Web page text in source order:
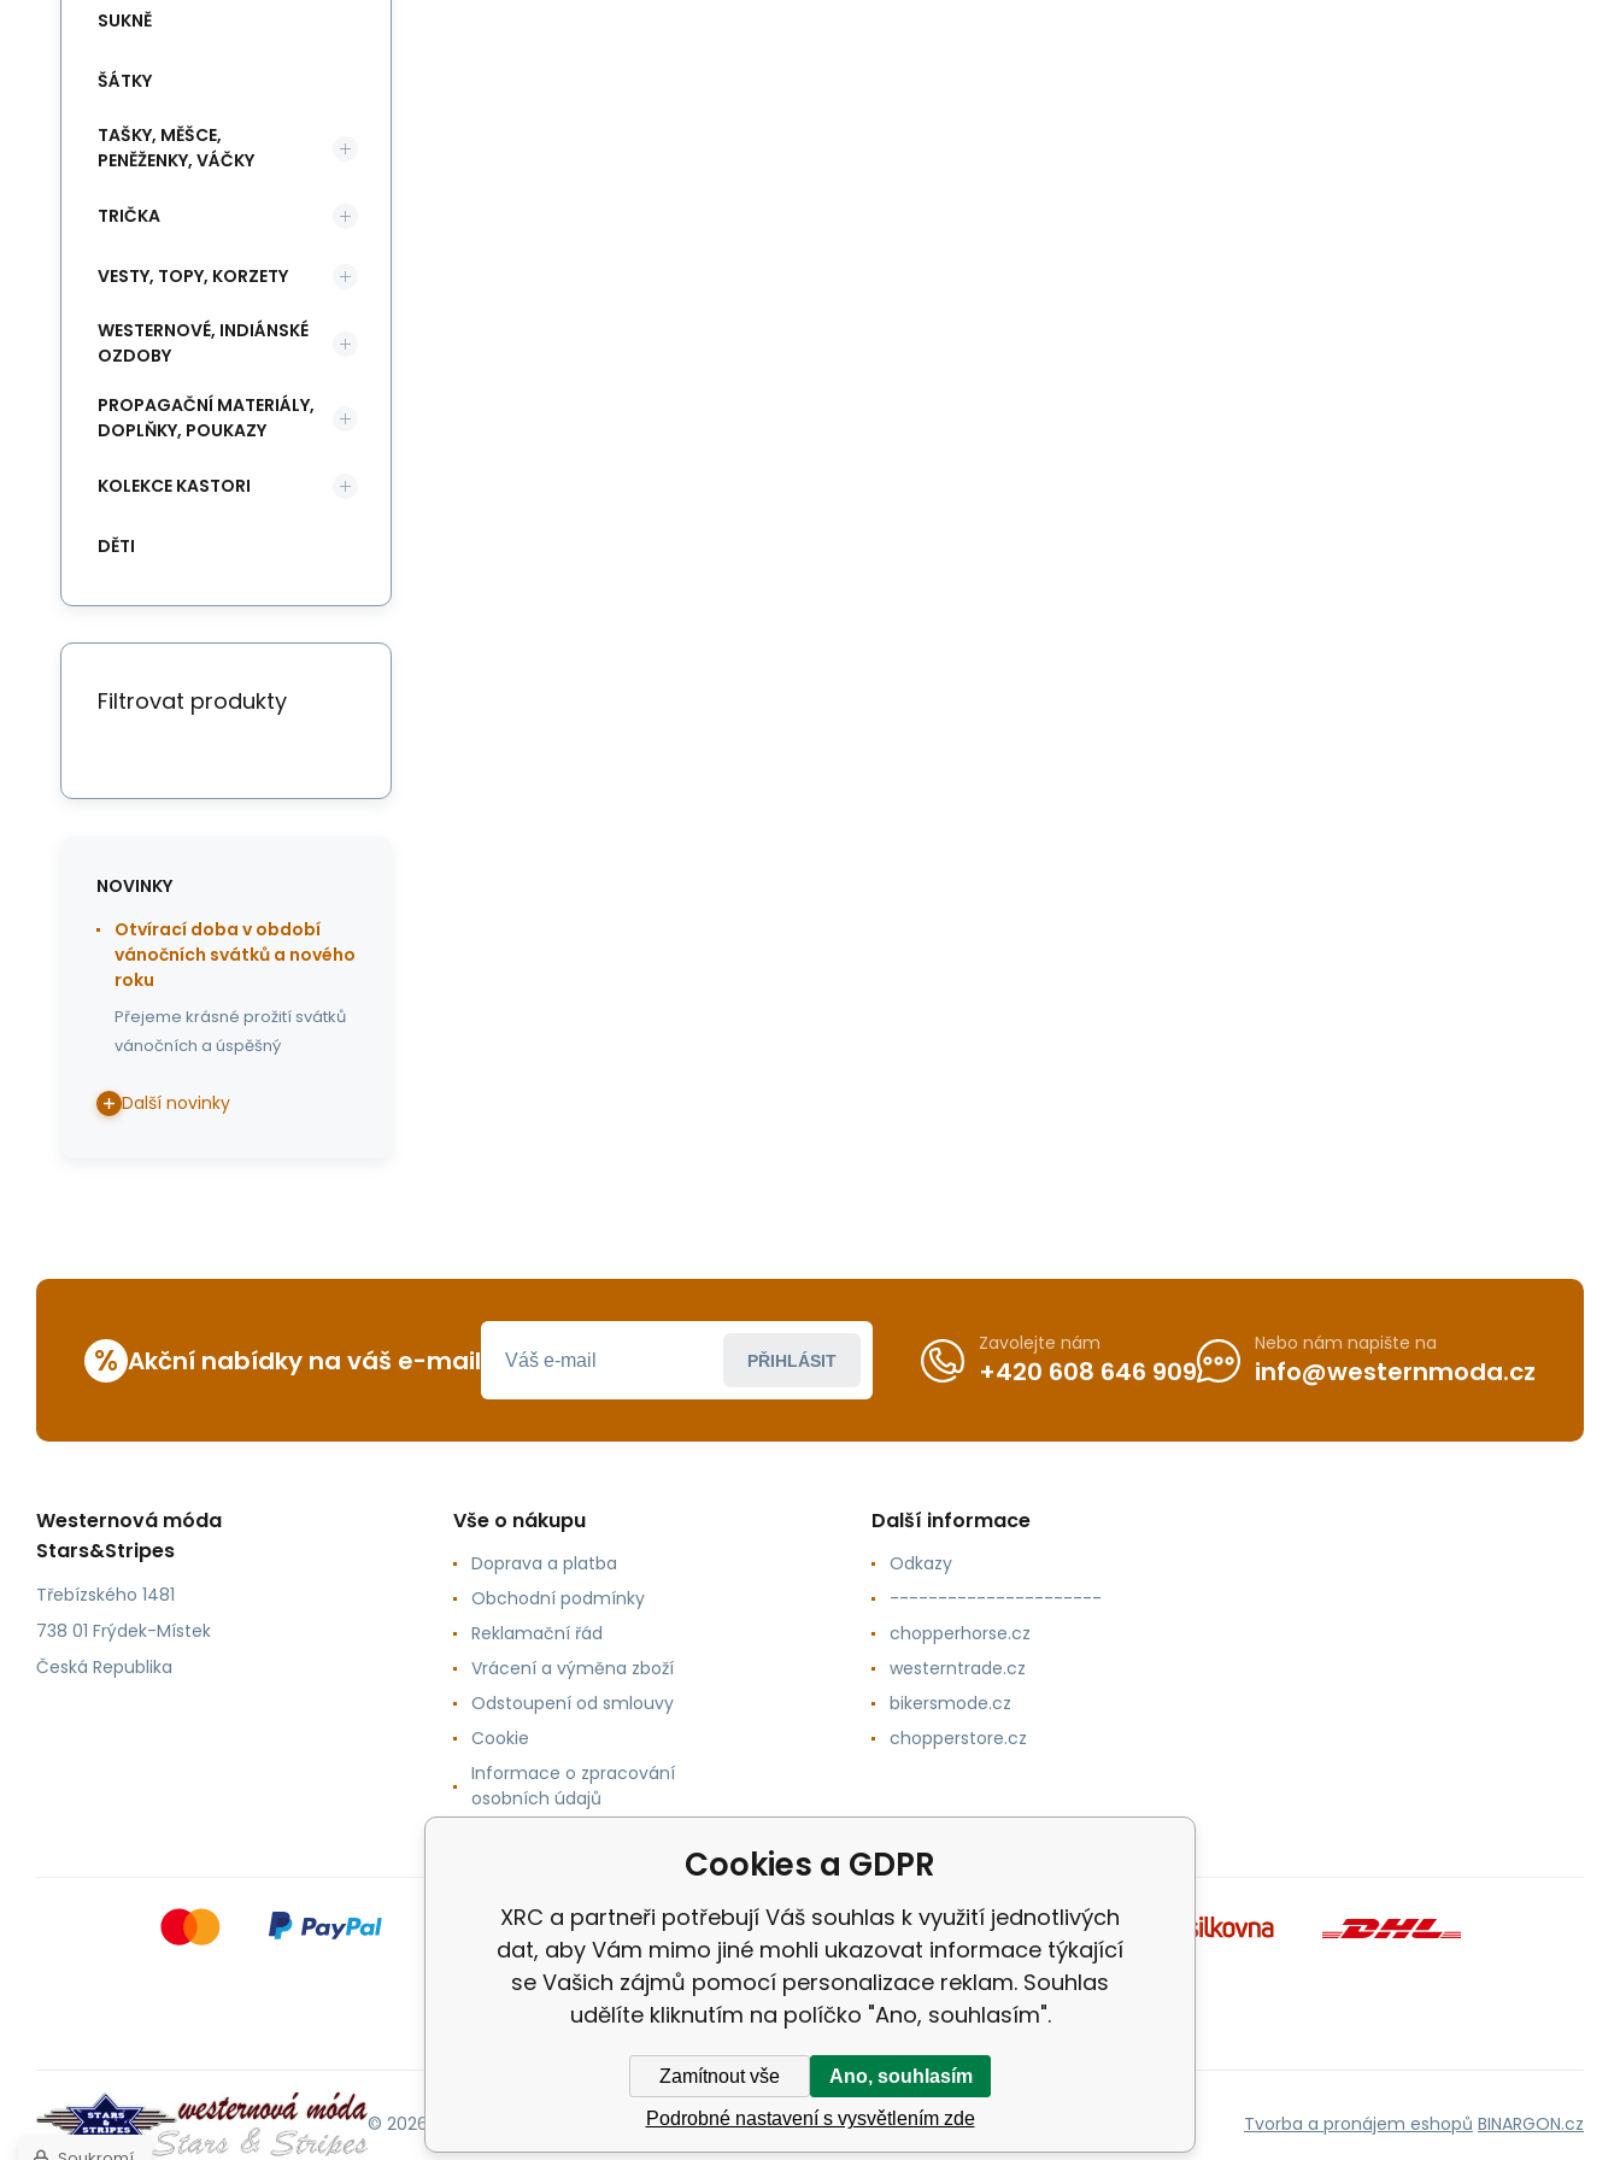
SUKNĚ
ŠÁTKY
TAŠKY, MĚŠCE,
PENĚŽENKY, VÁČKY
TRIČKA
VESTY, TOPY, KORZETY
WESTERNOVÉ, INDIÁNSKÉ
OZDOBY
PROPAGAČNÍ MATERIÁLY,
DOPLŇKY, POUKAZY
KOLEKCE KASTORI
DĚTI
Filtrovat produkty
NOVINKY
Otvírací doba v období
vánočních svátků a nového
roku
Přejeme krásné prožití svátků
vánočních a úspěšný
Další novinky
% Akční nabídky na váš e-mail PŘIHLÁSIT
Zavolejte nám
+420 608 646 909
Nebo nám napište na
info@westernmoda.cz
Westernová móda
Stars&Stripes
Třebízského 1481
738 01 Frýdek-Místek
Česká Republika
Vše o nákupu
Doprava a platba
Obchodní podmínky
Reklamační řád
Vrácení a výměna zboží
Odstoupení od smlouvy
Cookie
Informace o zpracování
osobních údajů
Další informace
Odkazy
----------------------
chopperhorse.cz
westerntrade.cz
bikersmode.cz
chopperstore.cz
© 2026 | Tvorba a pronájem eshopů BINARGON.cz
Cookies a GDPR
XRC a partneři potřebují Váš souhlas k využití jednotlivých
dat, aby Vám mimo jiné mohli ukazovat informace týkající
se Vašich zájmů pomocí personalizace reklam. Souhlas
udělíte kliknutím na políčko "Ano, souhlasím".
Zamítnout vše Ano, souhlasím
Podrobné nastavení s vysvětlením zde